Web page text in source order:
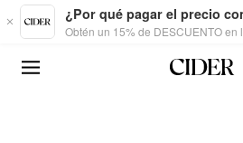
Skip to main content
¿Por qué pagar el precio
Obtén un 15% de DESCUENTO